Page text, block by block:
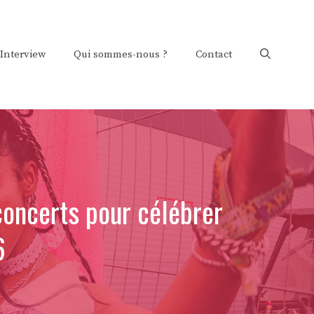
Interview Qui sommes-nous ? Contact
pour célébrer